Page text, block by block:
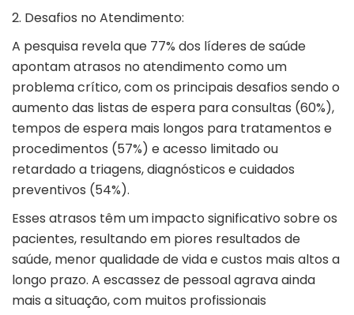
2. Desafios no Atendimento:
A pesquisa revela que 77% dos líderes de saúde
apontam atrasos no atendimento como um
problema crítico, com os principais desafios sendo o
aumento das listas de espera para consultas (60%),
tempos de espera mais longos para tratamentos e
procedimentos (57%) e acesso limitado ou
retardado a triagens, diagnósticos e cuidados
preventivos (54%).
Esses atrasos têm um impacto significativo sobre os
pacientes, resultando em piores resultados de
saúde, menor qualidade de vida e custos mais altos a
longo prazo. A escassez de pessoal agrava ainda
mais a situação, com muitos profissionais